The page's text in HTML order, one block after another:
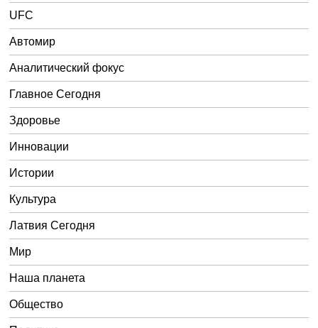
UFC
Автомир
Аналитический фокус
Главное Сегодня
Здоровье
Инновации
Истории
Культура
Латвия Сегодня
Мир
Наша планета
Общество